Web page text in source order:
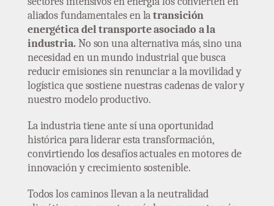
aliados fundamentales en latransición
energética del transporte asociado a la
industria.No son una alternativa más, sino una
necesidad en un mundo industrial que busca
reducir emisiones sin renunciar a la movilidad y
logística que sostiene nuestras cadenas de valor y
nuestro modelo productivo.
La industria tiene ante sí una oportunidad
histórica para liderar esta transformación,
convirtiendo los desafíos actuales en motores de
innovación y crecimiento sostenible.
Todos los caminos llevan a la neutralidad